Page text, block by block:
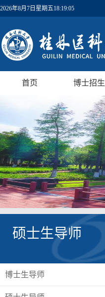
2026年8月7日星期五18:19:05
首页 博士招生
硕士生导师
博士生导师